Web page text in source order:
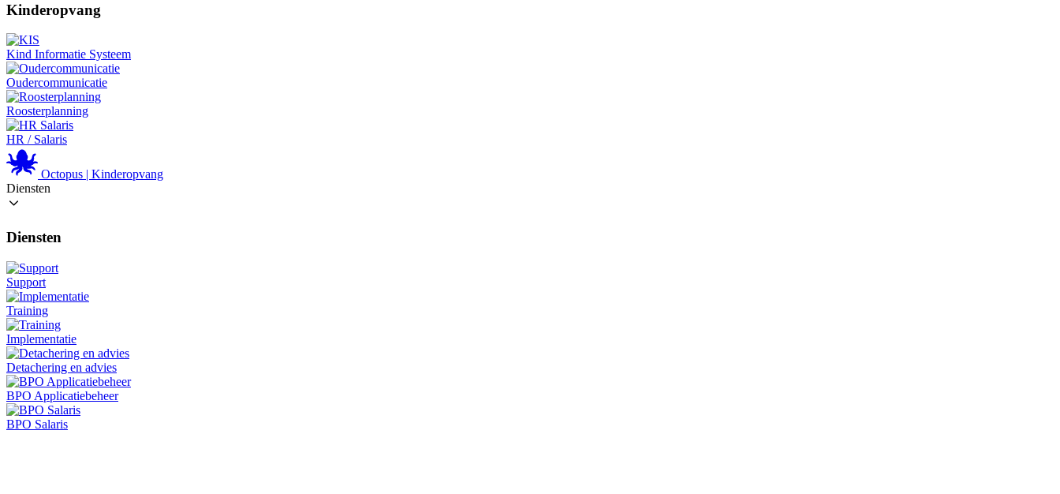
Kinderopvang
Kind Informatie Systeem
Oudercommunicatie
Roosterplanning
HR / Salaris
Octopus | Kinderopvang
Diensten
Diensten
Support
Training
Implementatie
Detachering en advies
BPO Applicatiebeheer
BPO Salaris